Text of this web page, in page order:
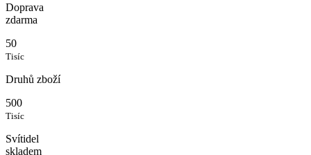
Doprava
zdarma
50
Tisíc
Druhů zboží
500
Tisíc
Svítidel
skladem